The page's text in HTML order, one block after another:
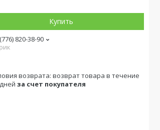
Купить
820-38-90
возврат товара в течение
за счет покупателя